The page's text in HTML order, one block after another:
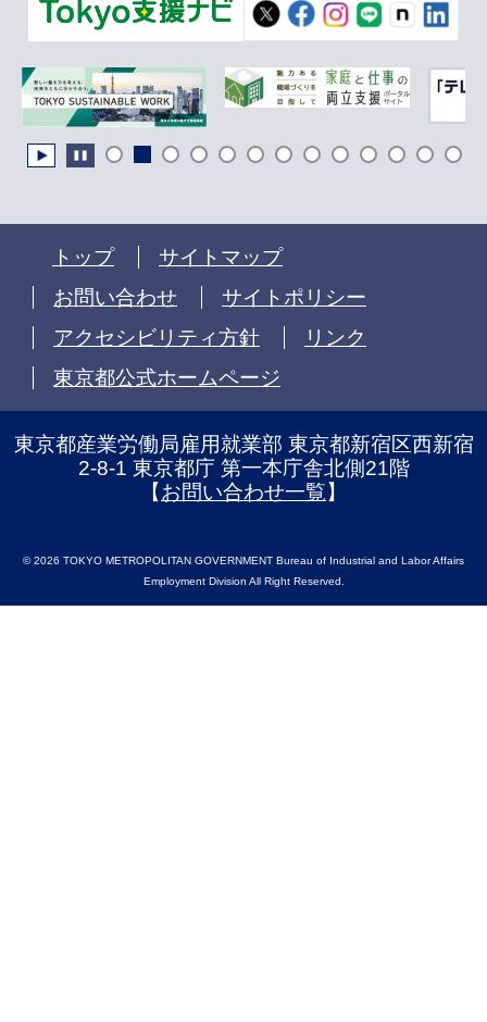
トップ
サイトマップ
お問い合わせ
サイトポリシー
アクセシビリティ方針
リンク
東京都公式ホームページ
東京都産業労働局雇用就業部 東京都新宿区西新宿
2-8-1 東京都庁 第一本庁舎北側21階
【お問い合わせ一覧】
© 2026 TOKYO METROPOLITAN GOVERNMENT Bureau of Industrial and Labor Affairs
Employment Division All Right Reserved.